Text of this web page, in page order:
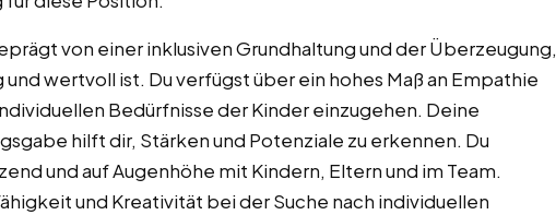
von einer inklusiven Grundhaltung und der Überzeugung,
wertvoll ist. Du verfügst über ein hohes Maß an Empathie
Bedürfnisse der Kinder einzugehen. Deine
hilft dir, Stärken und Potenziale zu erkennen. Du
und auf Augenhöhe mit Kindern, Eltern und im Team.
und Kreativität bei der Suche nach individuellen